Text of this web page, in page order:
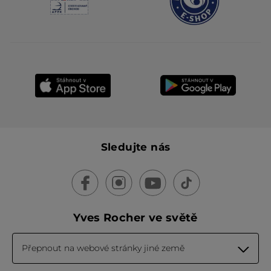
Sledujte nás
Yves Rocher ve světě
Přepnout na webové stránky jiné země